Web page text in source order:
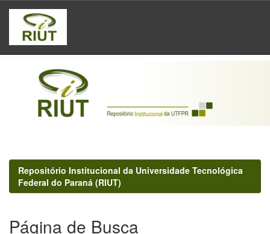
Skip
navigation
Repositório Institucional da Universidade Tecnológica
Federal do Paraná (RIUT)
Página de Busca